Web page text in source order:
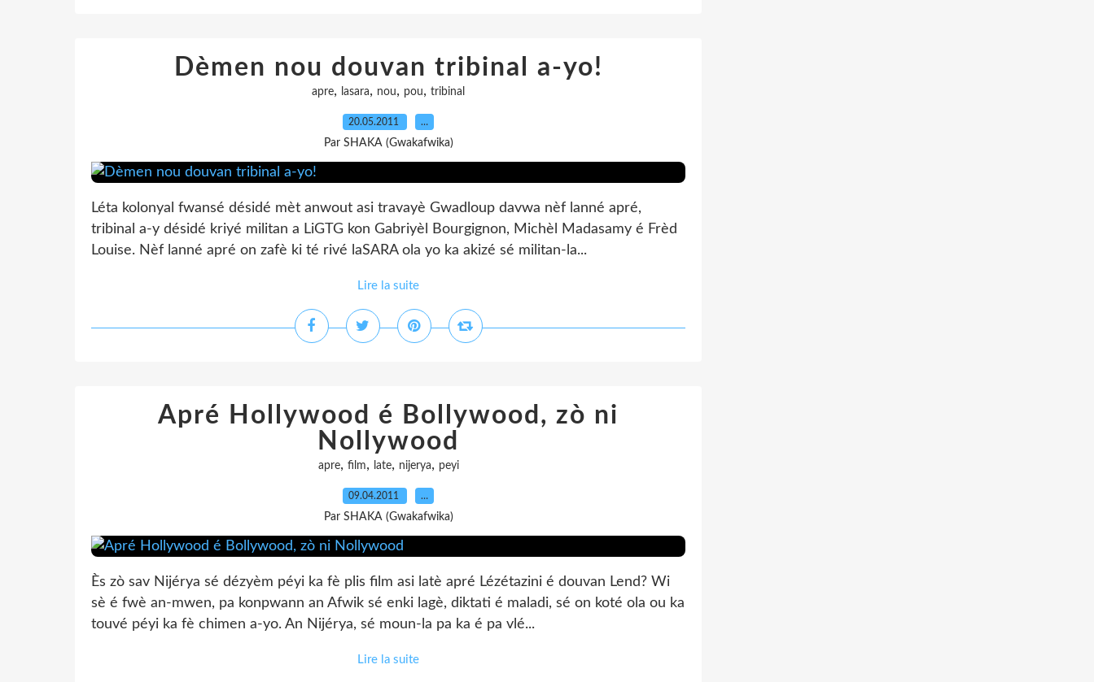
Dèmen nou douvan tribinal a-yo!
apre, lasara, nou, pou, tribinal
20.05.2011 …
Par SHAKA (Gwakafwika)
Léta kolonyal fwansé désidé mèt anwout asi travayè Gwadloup davwa nèf lanné apré,
tribinal a-y désidé kriyé militan a LiGTG kon Gabriyèl Bourgignon, Michèl Madasamy é Frèd
Louise. Nèf lanné apré on zafè ki té rivé laSARA ola yo ka akizé sé militan-la...
Lire la suite
Apré Hollywood é Bollywood, zò ni
Nollywood
apre, film, late, nijerya, peyi
09.04.2011 …
Par SHAKA (Gwakafwika)
Ès zò sav Nijérya sé dézyèm péyi ka fè plis film asi latè apré Lézétazini é douvan Lend? Wi
sè é fwè an-mwen, pa konpwann an Afwik sé enki lagè, diktati é maladi, sé on koté ola ou ka
touvé péyi ka fè chimen a-yo. An Nijérya, sé moun-la pa ka é pa vlé...
Lire la suite